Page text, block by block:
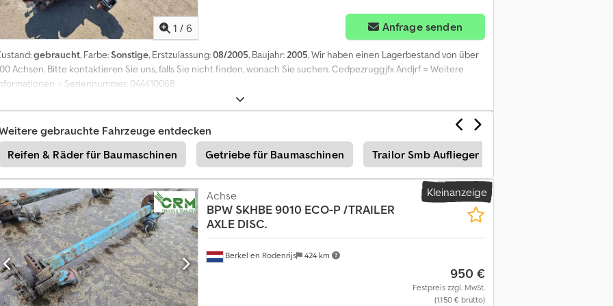
1 / 6 Anfrage senden
gebraucht, Farbe:Sonstige, Erstzulassung:08/2005, Baujahr:2005, Wir haben einen Lagerbestand von über
Achsen. Bitte kontaktieren Sie uns, falls Sie nicht finden, wonach Sie suchen. Cedpezruggjfx Andjrf = Weitere
= Seriennummer: 044410068
gebrauchte Fahrzeuge entdecken
Reifen & Räder für Baumaschinen
Getriebe für Baumaschinen Trailor Smb Auflieger
Kleinanzeige
Berkel en Rodenrijs 424 km
Achse
BPW SKHBE 9010 ECO-P /TRAILER
AXLE DISC.
950 €
Festpreis zzgl. MwSt.
(1.150 € brutto)